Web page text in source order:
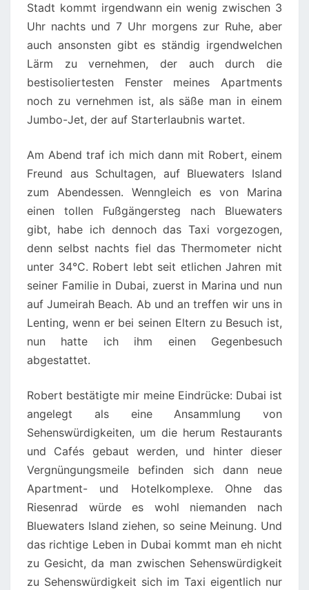
Stadt kommt irgendwann ein wenig zwischen 3
Uhr nachts und 7 Uhr morgens zur Ruhe, aber
auch ansonsten gibt es ständig irgendwelchen
Lärm zu vernehmen, der auch durch die
bestisoliertesten Fenster meines Apartments
noch zu vernehmen ist, als säße man in einem
Jumbo-Jet, der auf Starterlaubnis wartet.
Am Abend traf ich mich dann mit Robert, einem
Freund aus Schultagen, auf Bluewaters Island
zum Abendessen. Wenngleich es von Marina
einen tollen Fußgängersteg nach Bluewaters
gibt, habe ich dennoch das Taxi vorgezogen,
denn selbst nachts fiel das Thermometer nicht
unter 34°C. Robert lebt seit etlichen Jahren mit
seiner Familie in Dubai, zuerst in Marina und nun
auf Jumeirah Beach. Ab und an treffen wir uns in
Lenting, wenn er bei seinen Eltern zu Besuch ist,
nun hatte ich ihm einen Gegenbesuch
abgestattet.
Robert bestätigte mir meine Eindrücke: Dubai ist
angelegt als eine Ansammlung von
Sehenswürdigkeiten, um die herum Restaurants
und Cafés gebaut werden, und hinter dieser
Vergnüngungsmeile befinden sich dann neue
Apartment- und Hotelkomplexe. Ohne das
Riesenrad würde es wohl niemanden nach
Bluewaters Island ziehen, so seine Meinung. Und
das richtige Leben in Dubai kommt man eh nicht
zu Gesicht, da man zwischen Sehenswürdigkeit
zu Sehenswürdigkeit sich im Taxi eigentlich nur